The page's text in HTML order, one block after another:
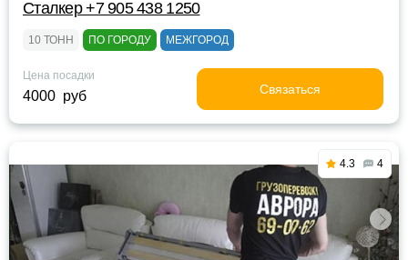
Сталкер +7 905 438 1250
10 ТОНН ПО ГОРОДУ МЕЖГОРОД
Цена посадки
4000 руб Связаться
4.3 4